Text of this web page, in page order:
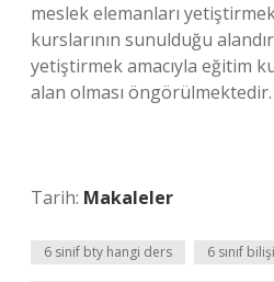
meslek elemanları
kurslarının sunulduğu
yetiştirmek amacıyla eğitim
alan olması öngörülmektedir.
Tarih: Makaleler
6 sinif bty hangi ders 6 sınıf